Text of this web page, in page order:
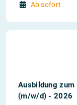
Ab sofort
Ausbildung zum
(m/w/d) - 2026